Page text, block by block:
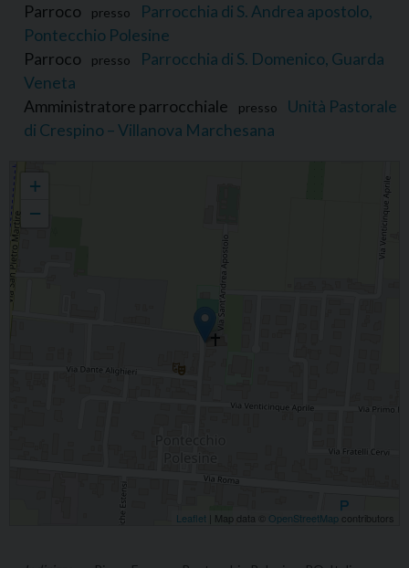
Parroco
presso
Parrocchia di S. Andrea apostolo,
Pontecchio Polesine
Parroco
presso
Parrocchia di S. Domenico, Guarda
Veneta
Amministratore parrocchiale
presso
Unità Pastorale
di Crespino – Villanova Marchesana
Fabio Bolognesi
+
−
Leaflet | Map data © OpenStreetMap contributors